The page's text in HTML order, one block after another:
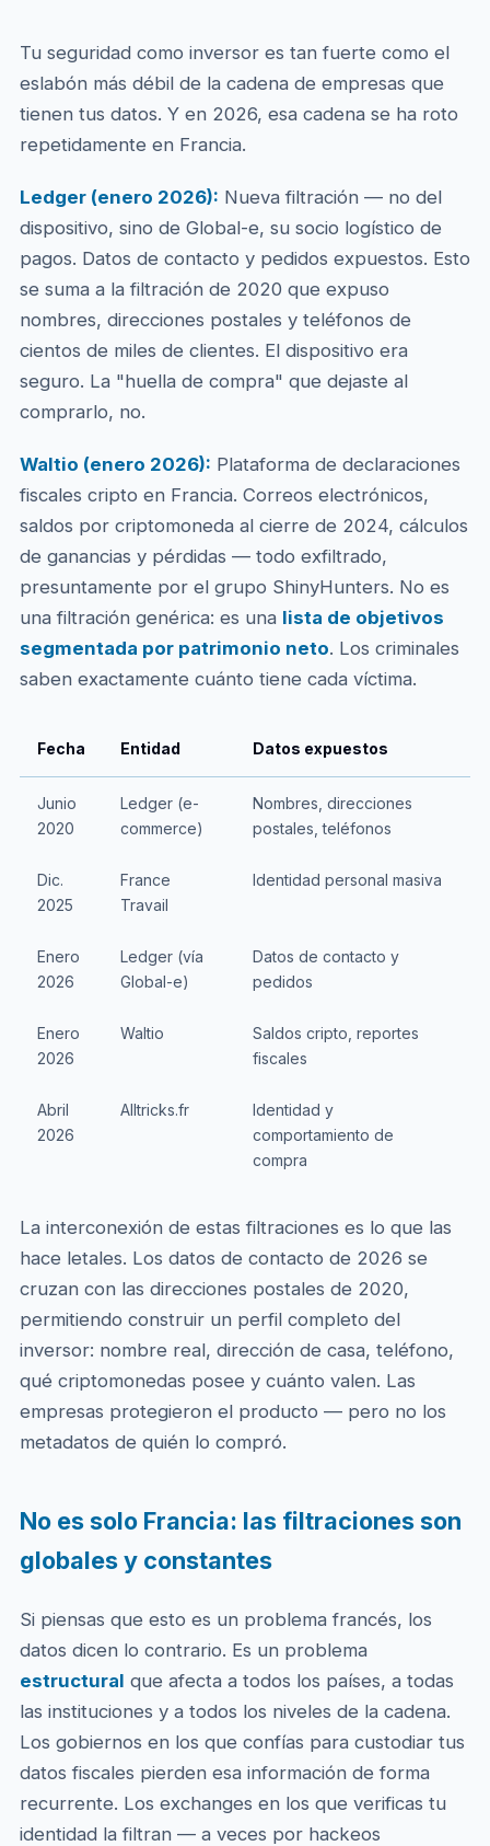
Tu seguridad como inversor es tan fuerte como el
eslabón más débil de la cadena de empresas que
tienen tus datos. Y en 2026, esa cadena se ha roto
repetidamente en Francia.
Ledger (enero 2026): Nueva filtración — no del
dispositivo, sino de Global-e, su socio logístico de
pagos. Datos de contacto y pedidos expuestos. Esto
se suma a la filtración de 2020 que expuso
nombres, direcciones postales y teléfonos de
cientos de miles de clientes. El dispositivo era
seguro. La "huella de compra" que dejaste al
comprarlo, no.
Waltio (enero 2026): Plataforma de declaraciones
fiscales cripto en Francia. Correos electrónicos,
saldos por criptomoneda al cierre de 2024, cálculos
de ganancias y pérdidas — todo exfiltrado,
presuntamente por el grupo ShinyHunters. No es
una filtración genérica: es una lista de objetivos
segmentada por patrimonio neto. Los criminales
saben exactamente cuánto tiene cada víctima.
Fecha Entidad Datos expuestos
Junio
2020
Ledger (e-
commerce)
Nombres, direcciones
postales, teléfonos
Dic.
2025
France
Travail
Identidad personal masiva
Enero
2026
Ledger (vía
Global-e)
Datos de contacto y
pedidos
Enero
2026
Waltio
Saldos cripto, reportes
fiscales
Abril
2026
Alltricks.fr
Identidad y
comportamiento de
compra
La interconexión de estas filtraciones es lo que las
hace letales. Los datos de contacto de 2026 se
cruzan con las direcciones postales de 2020,
permitiendo construir un perfil completo del
inversor: nombre real, dirección de casa, teléfono,
qué criptomonedas posee y cuánto valen. Las
empresas protegieron el producto — pero no los
metadatos de quién lo compró.
No es solo Francia: las filtraciones son
globales y constantes
Si piensas que esto es un problema francés, los
datos dicen lo contrario. Es un problema
estructural que afecta a todos los países, a todas
las instituciones y a todos los niveles de la cadena.
Los gobiernos en los que confías para custodiar tus
datos fiscales pierden esa información de forma
recurrente. Los exchanges en los que verificas tu
identidad la filtran — a veces por hackeos